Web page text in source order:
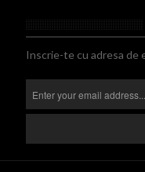
Inscrie-te cu adresa de